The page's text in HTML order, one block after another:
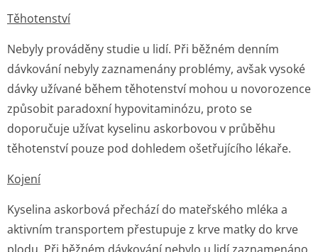
Těhotenství
Nebyly prováděny studie u lidí. Při běžném denním
dávkování nebyly zaznamenány problémy, avšak vysoké
dávky užívané během těhotenství mohou u novorozence
způsobit paradoxní hypovitaminózu, proto se
doporučuje užívat kyselinu askorbovou v průběhu
těhotenství pouze pod dohledem ošetřujícího lékaře.
Kojení
Kyselina askorbová přechází do mateřského mléka a
aktivním transportem přestupuje z krve matky do krve